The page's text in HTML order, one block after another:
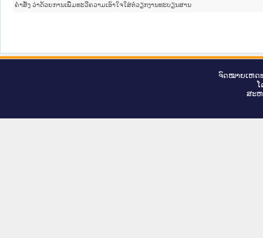
ຄຳສັ່ງ ວ່າດ້ວຍການເພີ່ມທະວີຄວາມເອົາໃຈໃສ່ຕໍ່ວຽກງານທະບຽນສານ
ຈົດ​ໝາຍ​ເຫດ​
ສະ​ຫ